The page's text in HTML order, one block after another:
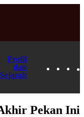
Profil
dan
Sejarah
Pekan Ini